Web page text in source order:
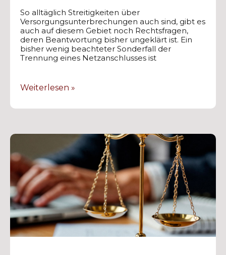
So alltäglich Streitigkeiten über
Versorgungsunterbrechungen auch sind, gibt es
auch auf diesem Gebiet noch Rechtsfragen,
deren Beantwortung bisher ungeklärt ist. Ein
bisher wenig beachteter Sonderfall der
Trennung eines Netzanschlusses ist
Weiterlesen »